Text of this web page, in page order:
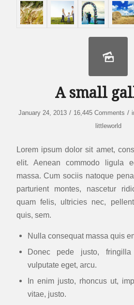
A small
January 24, 2013 / 16,445 Comments /
littleworld
Lorem ipsum dolor sit amet,
elit. Aenean commodo ligula
massa. Cum sociis natoque
parturient montes, nascetur
quam felis, ultricies nec,
quis, sem.
Nulla consequat massa quis
Donec pede justo,
vulputate eget, arcu.
In enim justo, rhoncus ut,
vitae, justo.